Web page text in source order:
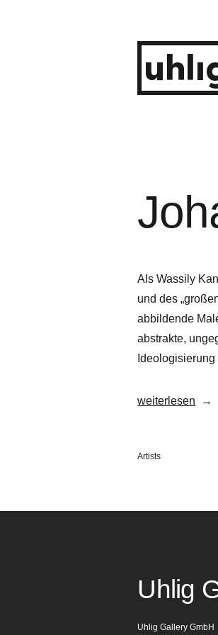
Als Wassily
und des
abbildende
abstrakte,
„Johanna
weiterlesen
Veröffentlicht
Artists
Uhlig
Uhlig Gallery GmbH